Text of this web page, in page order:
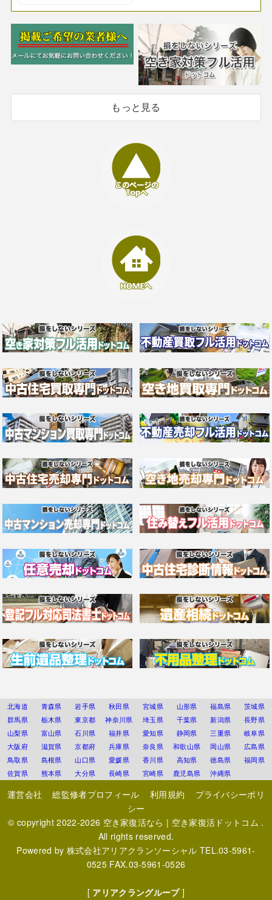
もっと見る
北海道 青森県 岩手県 秋田県 宮城県 山形県 福島県
茨城県
群馬県
栃木県 東京都 神奈川県 埼玉県 千葉県 新潟県
長野県
山梨県
富山県 石川県 福井県 愛知県 静岡県 三重県
岐阜県
大阪府
滋賀県 京都府 兵庫県 奈良県 和歌山県 岡山県
広島県
鳥取県
島根県 山口県 愛媛県 香川県 高知県 徳島県
福岡県
佐賀県
熊本県 大分県 長崎県 宮崎県 鹿児島県 沖縄県
運営会社 総監修者プロフィール 利用規約
プライバシーポリ
シー
© copyright 2022-2026 空き家復活なら | 空き家復活ドットコム .
All rights reserved.
Powered by 株式会社アリアクランソーシャル TEL.03-5961-
0525 FAX.03-5961-0526
[ アリアクラングループ]